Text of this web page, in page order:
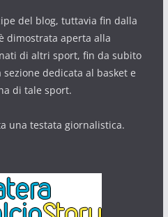
del blog, tuttavia fin dalla
dimostrata aperta alla
di altri sport, fin da subito
dedicata al basket e
di tale sport.
una testata giornalistica.